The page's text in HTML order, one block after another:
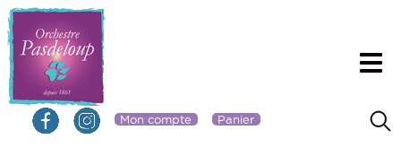
Mon compte Panier